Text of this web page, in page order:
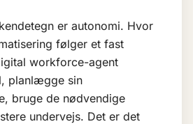
er autonomi. Hvor
følger et fast
workforce-agent
planlægge sin
bruge de nødvendige
undervejs. Det er det